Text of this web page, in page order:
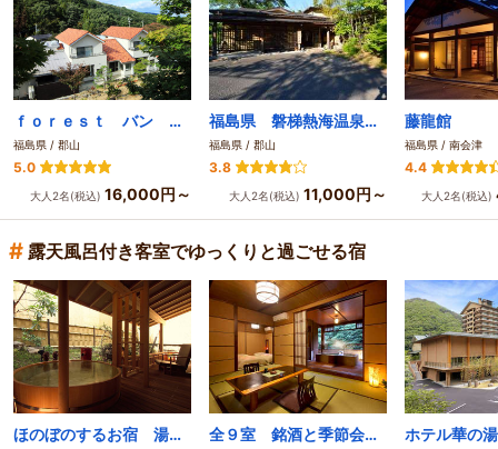
ｆｏｒｅｓｔ バン 源田
福島県 / 郡山
5.0
大人2名(税込) 16,000円～
福島県 磐梯熱海温泉 八景園
福島県 / 郡山
3.8
大人2名(税込) 11,000円～
藤龍館
福島県 / 南会津
4.4
大人2名(税込)
# 露天風呂付き客室でゆっくりと過ごせる宿
ほのぼのするお宿 湯のやど 楽山 全９室 銘酒と季節会席の露天付客室 あたたかい記憶が宿る守田屋